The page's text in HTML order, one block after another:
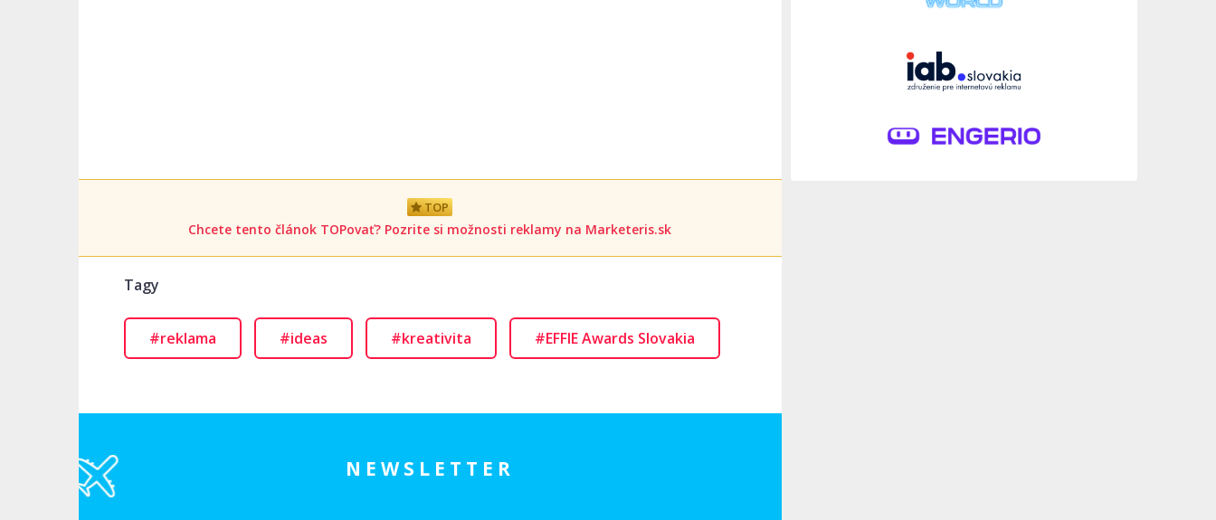
TOP
Chcete tento článok TOPovať? Pozrite si možnosti reklamy na Marketeris.sk
Tagy
#reklama #ideas #kreativita #EFFIE Awards Slovakia
NEWSLETTER